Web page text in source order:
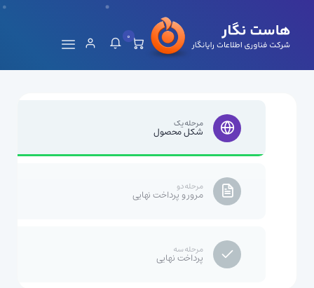
0
مرحله یک
شکل محصول
مرحله دو
مرور و پرداخت نهایی
مرحله سه
پرداخت نهایی